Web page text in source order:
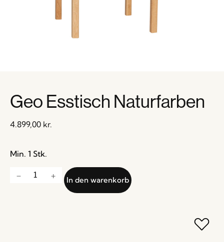
Geo Esstisch Naturfarben
4.899,00 kr.
Min. 1 Stk.
In den warenkorb